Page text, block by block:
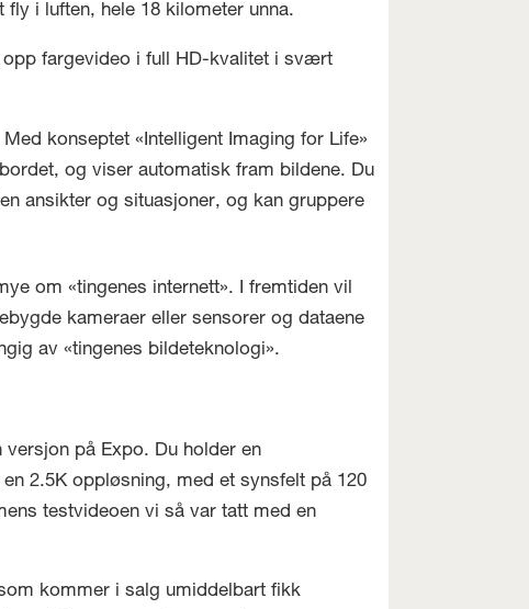
i luften, hele 18 kilometer unna.
fargevideo i full HD-kvalitet i svært
konseptet «Intelligent Imaging for Life»
og viser automatisk fram bildene. Du
ansikter og situasjoner, og kan gruppere
om «tingenes internett». I fremtiden vil
kameraer eller sensorer og dataene
av «tingenes bildeteknologi».
på Expo. Du holder en
2.5K oppløsning, med et synsfelt på 120
testvideoen vi så var tatt med en
kommer i salg umiddelbart fikk